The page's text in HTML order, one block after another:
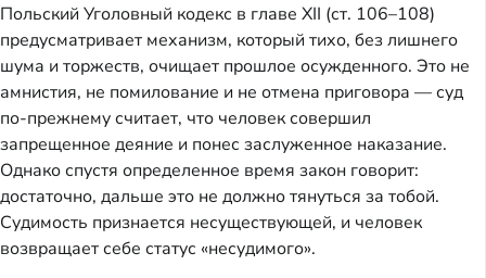
Польский Уголовный кодекс в главе XII (ст. 106–108)
предусматривает механизм, который тихо, без лишнего
шума и торжеств, очищает прошлое осужденного. Это не
амнистия, не помилование и не отмена приговора — суд
по-прежнему считает, что человек совершил
запрещенное деяние и понес заслуженное наказание.
Однако спустя определенное время закон говорит:
достаточно, дальше это не должно тянуться за тобой.
Судимость признается несуществующей, и человек
возвращает себе статус «несудимого».